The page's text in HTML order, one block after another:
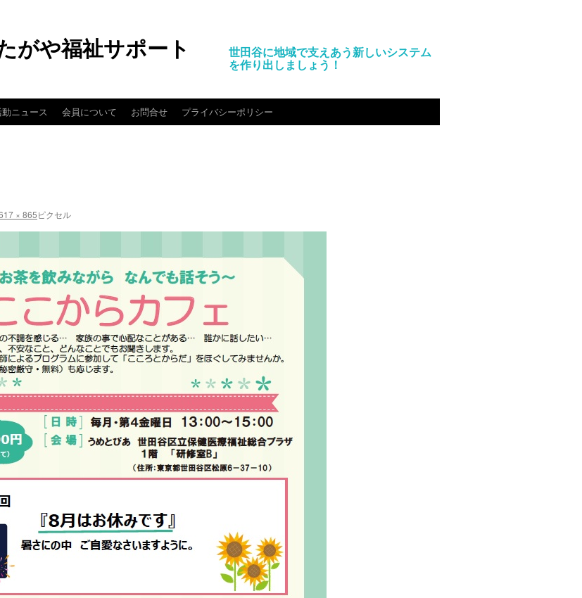
がや福祉サポート
世田谷に地域で支えあう新しいシステム
を作り出しましょう！
ニュース 会員について お問合せ プライバシーポリシー
× 865ピクセル